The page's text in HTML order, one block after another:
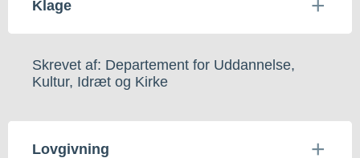
Klage
Skrevet af: Departement for Uddannelse,
Kultur, Idræt og Kirke
Lovgivning